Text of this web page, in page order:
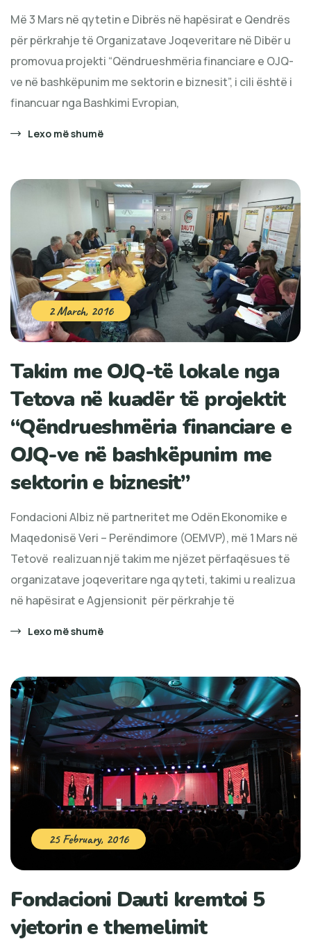
Më 3 Mars në qytetin e Dibrës në hapësirat e Qendrës
për përkrahje të Organizatave Joqeveritare në Dibër u
promovua projekti “Qëndrueshmëria financiare e OJQ-
ve në bashkëpunim me sektorin e biznesit”, i cili është i
financuar nga Bashkimi Evropian,
Lexo më shumë
2 March, 2016
Takim me OJQ-të lokale nga
Tetova në kuadër të projektit
“Qëndrueshmëria financiare e
OJQ-ve në bashkëpunim me
sektorin e biznesit”
Fondacioni Albiz në partneritet me Odën Ekonomike e
Maqedonisë Veri – Perëndimore (OEMVP), më 1 Mars në
Tetovë realizuan një takim me njëzet përfaqësues të
organizatave joqeveritare nga qyteti, takimi u realizua
në hapësirat e Agjensionit për përkrahje të
Lexo më shumë
25 February, 2016
Fondacioni Dauti kremtoi 5
vjetorin e themelimit